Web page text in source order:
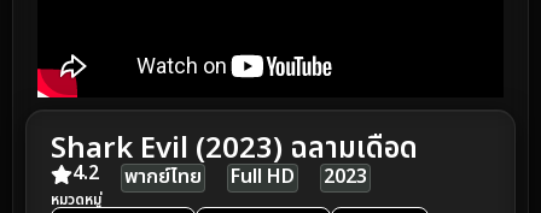
Shark Evil (2023) ฉลามเดือด
4.2 พากย์ไทย Full HD 2023
หมวดหมู่